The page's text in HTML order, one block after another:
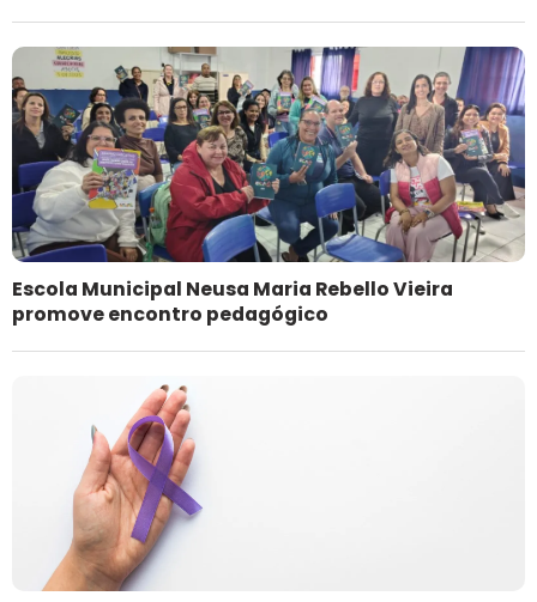
Escola Municipal Neusa Maria Rebello Vieira
promove encontro pedagógico